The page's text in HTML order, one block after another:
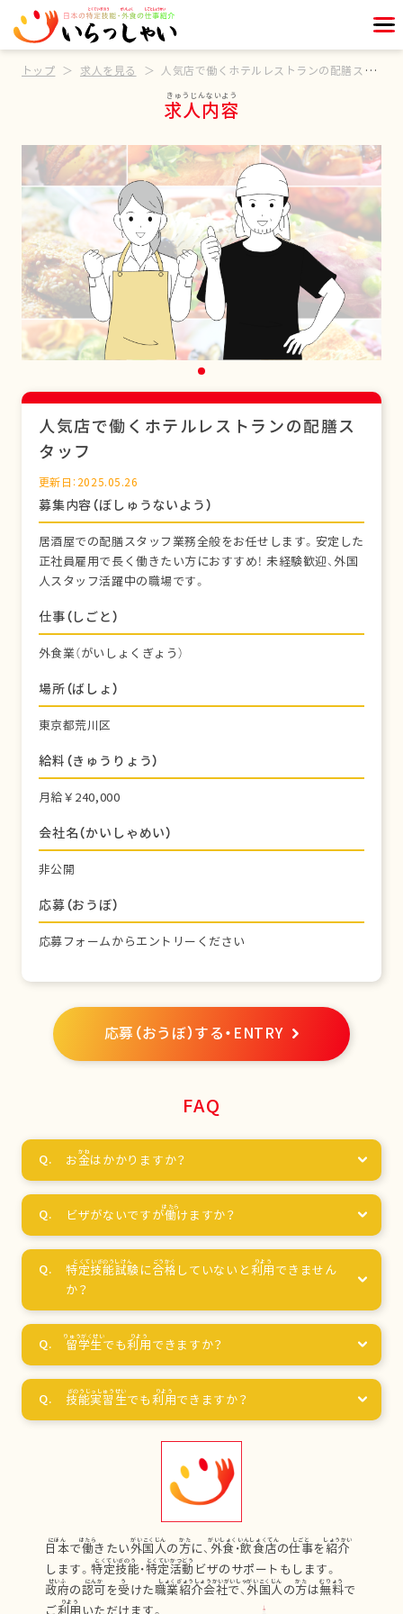
トップ 求人を見る 人気店で働くホテルレストランの配膳スタッフ
求人内容
人気店で働くホテルレストランの配膳ス
タッフ
更新日：2025.05.26
募集内容（ぼしゅうないよう）
居酒屋での配膳スタッフ業務全般をお任せします。安定した
正社員雇用で長く働きたい方におすすめ！ 未経験歓迎、外国
人スタッフ活躍中の職場です。
仕事（しごと）
外食業（がいしょくぎょう）
場所（ばしょ）
東京都荒川区
給料（きゅうりょう）
月給￥240,000
会社名（かいしゃめい）
非公開
応募（おうぼ）
応募フォームからエントリーください
応募（おうぼ）する・ENTRY
FAQ
お金はかかりますか？
ビザがないですが働けますか？
特定技能試験に合格 していないと利用 できません
か？
留学生でも利用 できますか？
技能実習生でも利用できますか？
日本で働きたい外国人の方に、 外食 ・飲食店の仕事を紹介
します。特定技能・特定活動 ビザのサポートもします。
政府の認可を受けた職業紹介会社で、 外国人の方は無料で
ご利用 いただけます。